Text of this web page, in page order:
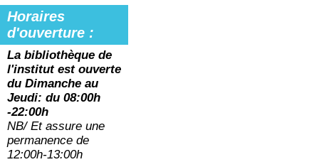
Horaires
d'ouverture :
La bibliothèque de
l'institut est ouverte
du Dimanche au
Jeudi: du 08:00h
-22:00h
NB/ Et assure une
permanence de
12:00h-13:00h